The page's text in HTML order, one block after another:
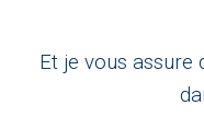
Et je vous assure